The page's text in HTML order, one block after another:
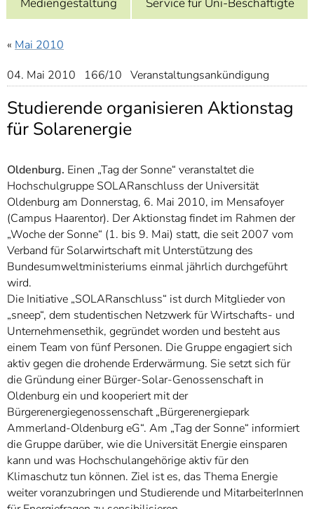
7]
Informationen zur
« Mai 2010
04. Mai 2010 166/10 Veranstaltungsankündigung
Studierende organisieren Aktionstag
für Solarenergie
Oldenburg. Einen „Tag der Sonne“ veranstaltet die
Hochschulgruppe SOLARanschluss der Universität
Oldenburg am Donnerstag, 6. Mai 2010, im Mensafoyer
(Campus Haarentor). Der Aktionstag findet im Rahmen der
„Woche der Sonne“ (1. bis 9. Mai) statt, die seit 2007 vom
Verband für Solarwirtschaft mit Unterstützung des
Bundesumweltministeriums einmal jährlich durchgeführt
wird.
Die Initiative „SOLARanschluss“ ist durch Mitglieder von
„sneep“, dem studentischen Netzwerk für Wirtschafts- und
Unternehmensethik, gegründet worden und besteht aus
einem Team von fünf Personen. Die Gruppe engagiert sich
aktiv gegen die drohende Erderwärmung. Sie setzt sich für
die Gründung einer Bürger-Solar-Genossenschaft in
Oldenburg ein und kooperiert mit der
Bürgerenergiegenossenschaft „Bürgerenergiepark
Ammerland-Oldenburg eG“. Am „Tag der Sonne“ informiert
die Gruppe darüber, wie die Universität Energie einsparen
kann und was Hochschulangehörige aktiv für den
Klimaschutz tun können. Ziel ist es, das Thema Energie
weiter voranzubringen und Studierende und MitarbeiterInnen